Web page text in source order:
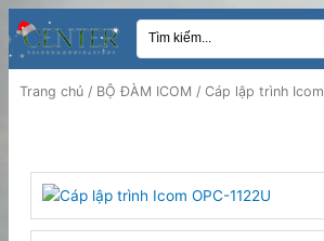
Nhảy
tới
nội
Search
...
Trang chủ / BỘ ĐÀM ICOM / Cáp lập trình Icom